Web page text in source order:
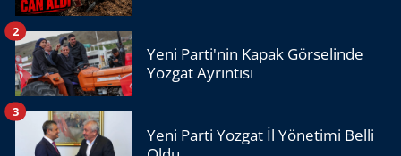
Yeni Parti'nin Kapak Görselinde
Yozgat Ayrıntısı
2
Yeni Parti Yozgat İl Yönetimi Belli
3